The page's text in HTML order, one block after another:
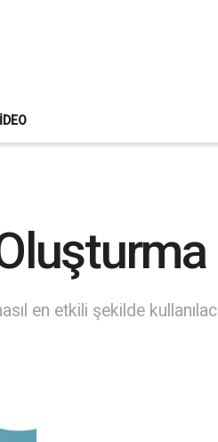
en etkili şekilde